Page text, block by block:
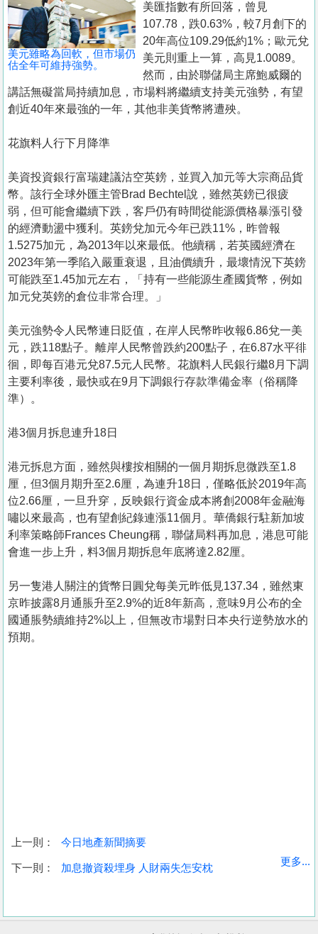
業
手
冊
於
我
們
收
盤
美元雖略為回軟，但市場仍
估全年可維持強勢。
美匯指數有所回落，曾見
107.78，跌0.63%，較7月創下的
20年高位109.29低約1%；歐元兌
美元則重上一算，高見1.0089。
然而，由於聯儲局主席鮑威爾的
講話無礙當局持續加息，市場料將繼續支持美元強勢，有望
創近40年來最強的一年，其他非美貨幣將遭殃。
花旗料人行下月降準
美資投資銀行富瑞建議沽空英鎊，並買入加元等大宗商品貨
幣。該行全球外匯主管Brad Bechtel說，雖然英鎊已很疲
弱，但可能會繼續下跌，客戶仍有時間從能源價格暴漲引發
的經濟動盪中獲利。英鎊兌加元今年已跌11%，昨曾報
1.5275加元，為2013年以來最低。他續稱，若英國經濟在
2023年第一季陷入嚴重衰退，且油價續升，最壞情況下英鎊
可能跌至1.45加元左右，「持有一些能源生產國貨幣，例如
加元兌英鎊的倉位非常合理。」
美元強勢令人民幣連日貶值，在岸人民幣昨收報6.86兌一美
元，跌118點子。離岸人民幣曾跌約200點子，在6.87水平徘
徊，即每百港元兌87.5元人民幣。花旗料人民銀行繼8月下調
主要利率後，最快或在9月下調銀行存款準備金率（俗稱降
準）。
港3個月拆息連升18日
港元拆息方面，雖然與樓按相關的一個月期拆息微跌至1.8
厘，但3個月期升至2.6厘，為連升18日，僅略低於2019年高
位2.66厘，一旦升穿，反映銀行資金成本將創2008年金融海
嘯以來最高，也有望創紀錄連漲11個月。華僑銀行駐新加坡
利率策略師Frances Cheung稱，聯儲局料再加息，港息可能
會進一步上升，料3個月期拆息年底將達2.82厘。
另一隻港人關注的貨幣日圓兌每美元昨低見137.34，雖然東
京昨披露8月通脹升至2.9%的近8年新高，意味9月公布的全
國通脹勢續維持2%以上，但無改市場對日本央行逆勢放水的
預期。
上一則： 今日地產新聞摘要
下一則： 加息撤資殺埋身 人財兩失怎安枕
更多...